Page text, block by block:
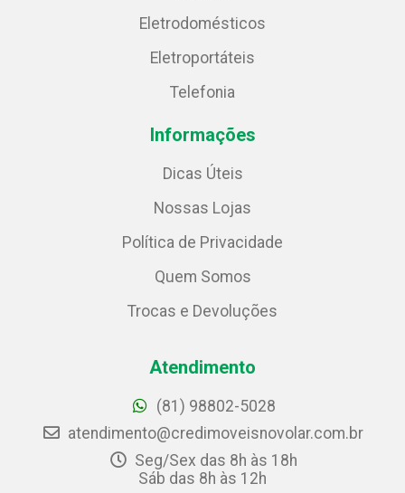
Eletrodomésticos
Eletroportáteis
Telefonia
Informações
Dicas Úteis
Nossas Lojas
Política de Privacidade
Quem Somos
Trocas e Devoluções
Atendimento
(81) 98802-5028
atendimento@credimoveisnovolar.com.br
Seg/Sex das 8h às 18h
Sáb das 8h às 12h